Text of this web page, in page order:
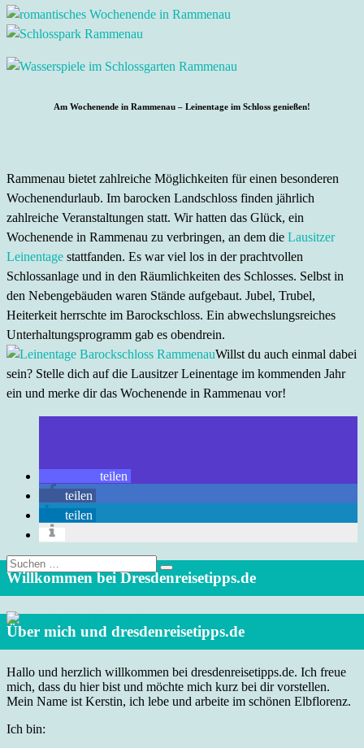
Am Wochenende in Rammenau – Leinentage im Schloss genießen!
Rammenau bietet zahlreiche Möglichkeiten für einen besonderen
Wochenendurlaub. Im barocken Landschloss finden jährlich
zahlreiche Veranstaltungen statt. Wir hatten das Glück, ein
Wochenende in Rammenau zu verbringen, an dem die Lausitzer
Leinentage stattfanden. Es war viel los in der prachtvollen
Schlossanlage und in den Räumlichkeiten des Schlosses. Selbst in
den Nebengebäuden waren Stände aufgebaut. Jubel, Trubel,
Heiterkeit herrschte im Barockschloss. Ein abwechslungsreiches
Unterhaltungsprogramm gab es obendrein.
Willst du auch einmal dabei
sein? Stelle dich auf die Lausitzer Leinentage im kommenden Jahr
ein und merke dir das Wochenende in Rammenau vor!
teilen
teilen
teilen
Suche
nach:
Willkommen bei Dresdenreisetipps.de
Über mich und dresdenreisetipps.de
Hallo und herzlich willkommen bei dresdenreisetipps.de. Ich freue
mich, dass du hier bist und möchte mich kurz bei dir vorstellen.
Mein Name ist Kerstin, ich lebe und arbeite im schönen Elbflorenz.
Ich bin: